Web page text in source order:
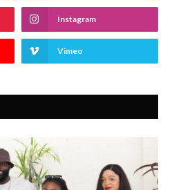
Instagram
Vimeo